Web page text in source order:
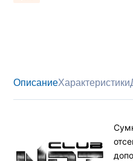
ОписаниеХарактеристики